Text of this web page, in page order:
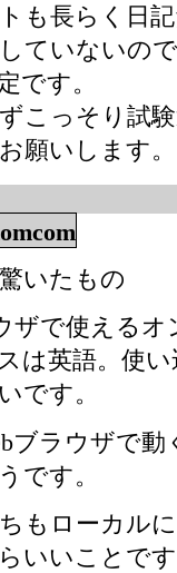
も長らく日
ていないの
です。
こっそり試
願いします。
いたもの
ザで使える
は英語。使
です。
ブラウザで動
です。
もローカル
いいことで